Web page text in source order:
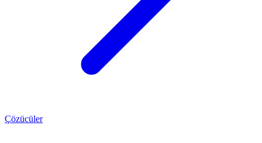
Çözücüler